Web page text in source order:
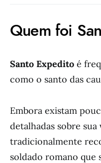
Quem foi
Santo Expedito é
como o santo das
Embora existam
detalhadas sobre sua
tradicionalmente
soldado romano que